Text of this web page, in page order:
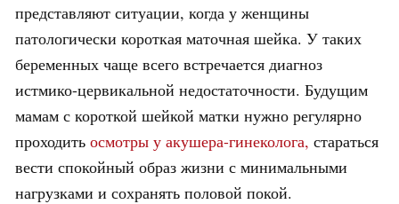
представляют ситуации, когда у женщины
патологически короткая маточная шейка. У таких
беременных чаще всего встречается диагноз
истмико-цервикальной недостаточности. Будущим
мамам с короткой шейкой матки нужно регулярно
проходить осмотры у акушера-гинеколога, стараться
вести спокойный образ жизни с минимальными
нагрузками и сохранять половой покой.